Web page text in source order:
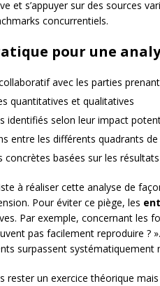
et s’appuyer sur des sources
concurrentiels.
pour une
avec les parties
quantitatives et qualitatives
identifiés selon leur impact
entre les différents quadrants
basées sur les résultats
à réaliser cette analyse de
Pour éviter ce piège, les
Par exemple, concernant les
pas facilement reproduire ?
surpassent systématiquement
rester un exercice théorique